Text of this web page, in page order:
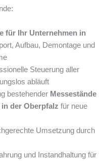
für Ihr Unternehmen in
Aufbau, Demontage und
Steuerung aller
abläuft
bestehender Messestände
der Oberpfalz für neue
Umsetzung durch
und Instandhaltung für